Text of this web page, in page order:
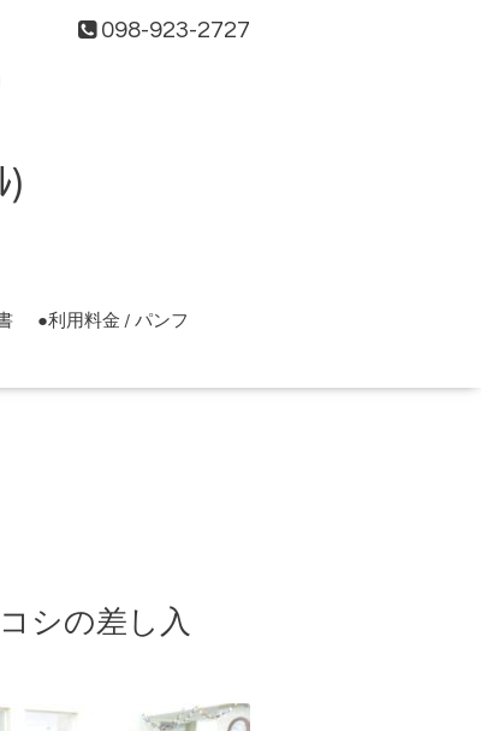
098-923-2727
●利用料金 / パンフ
シの差し入